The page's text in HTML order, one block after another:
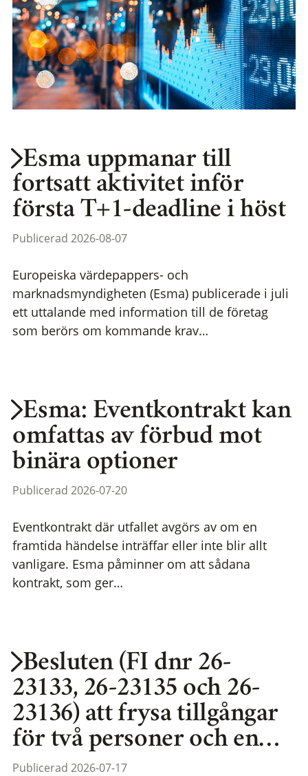
Esma uppmanar till
fortsatt aktivitet inför
första T+1-deadline i höst
Publicerad 2026-08-07
Europeiska värdepappers- och
marknadsmyndigheten (Esma) publicerade i juli
ett uttalande med information till de företag
som berörs om kommande krav…
Esma: Eventkontrakt kan
omfattas av förbud mot
binära optioner
Publicerad 2026-07-20
Eventkontrakt där utfallet avgörs av om en
framtida händelse inträffar eller inte blir allt
vanligare. Esma påminner om att sådana
kontrakt, som ger…
Besluten (FI dnr 26-
23133, 26-23135 och 26-
23136) att frysa tillgångar
för två personer och en…
Publicerad 2026-07-17